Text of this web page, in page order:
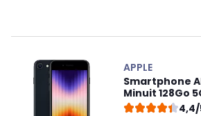
APPLE
Smartphone
Minuit 128Go